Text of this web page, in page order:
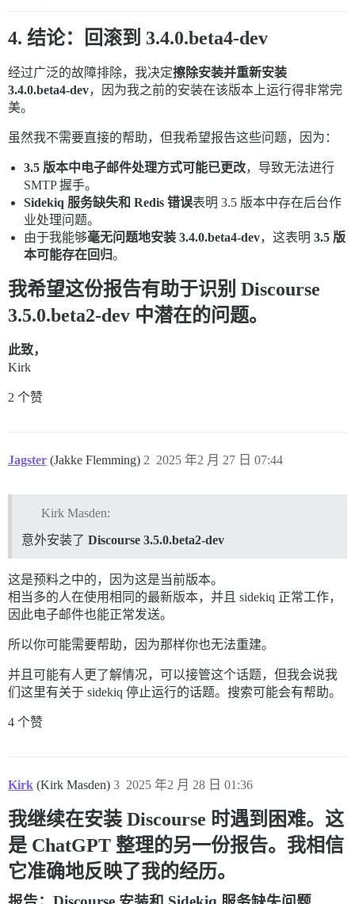
4. 结论：回滚到 3.4.0.beta4-dev
经过广泛的故障排除，我决定擦除安装并重新安装
3.4.0.beta4-dev，因为我之前的安装在该版本上运行得非常完
美。
虽然我不需要直接的帮助，但我希望报告这些问题，因为：
3.5 版本中电子邮件处理方式可能已更改，导致无法进行
SMTP 握手。
Sidekiq 服务缺失和 Redis 错误表明 3.5 版本中存在后台作
业处理问题。
由于我能够毫无问题地安装 3.4.0.beta4-dev，这表明 3.5 版
本可能存在回归。
我希望这份报告有助于识别 Discourse
3.5.0.beta2-dev 中潜在的问题。
此致，
Kirk
2 个赞
Jagster (Jakke Flemming) 2025 年2 月 27 日 07:44
2
Kirk Masden:
意外安装了 Discourse 3.5.0.beta2-dev
这是预料之中的，因为这是当前版本。
相当多的人在使用相同的最新版本，并且 sidekiq 正常工作，
因此电子邮件也能正常发送。
所以你可能需要帮助，因为那样你也无法重建。
并且可能有人更了解情况，可以接管这个话题，但我会说我
们这里有关于 sidekiq 停止运行的话题。搜索可能会有帮助。
4 个赞
Kirk (Kirk Masden) 2025 年2 月 28 日 01:36
3
我继续在安装 Discourse 时遇到困难。这
是 ChatGPT 整理的另一份报告。我相信
它准确地反映了我的经历。